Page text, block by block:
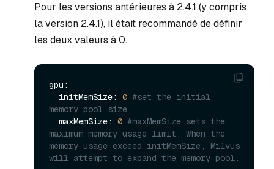
Pour les versions antérieures à 2.4.1 (y compris
la version 2.4.1), il était recommandé de définir
les deux valeurs à 0.
gpu:
  initMemSize:
0 #set the initial
memory pool size.
  maxMemSize:
0 #maxMemSize sets the
maximum memory usage limit. When the
memory usage exceed initMemSize, Milvus